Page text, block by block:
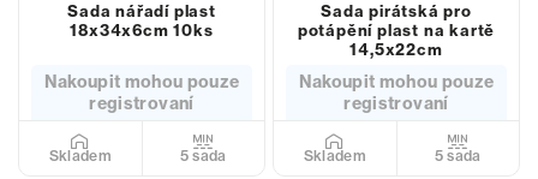
Sada nářadí plast
18x34x6cm 10ks
Nakoupit mohou pouze
registrovaní
Skladem 5 sada
Sada pirátská pro
potápění plast na kartě
14,5x22cm
Nakoupit mohou pouze
registrovaní
Skladem 5 sada